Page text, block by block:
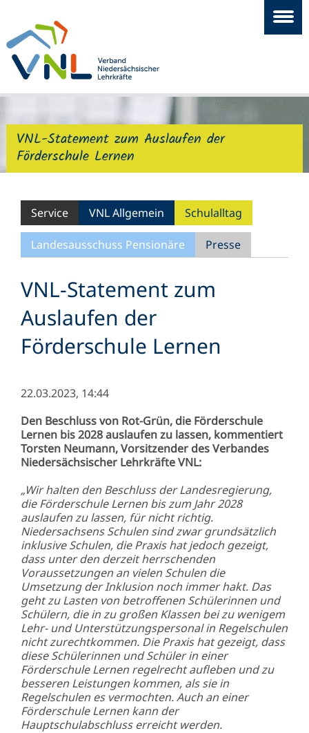
VNL-Statement zum Auslaufen der
Förderschule Lernen
Service VNL Allgemein Schulalltag
Landesausschuss Pensionäre Presse
VNL-Statement zum
Auslaufen der
Förderschule Lernen
22.03.2023, 14:44
Den Beschluss von Rot-Grün, die Förderschule
Lernen bis 2028 auslaufen zu lassen, kommentiert
Torsten Neumann, Vorsitzender des Verbandes
Niedersächsischer Lehrkräfte VNL:
„Wir halten den Beschluss der Landesregierung,
die Förderschule Lernen bis zum Jahr 2028
auslaufen zu lassen, für nicht richtig.
Niedersachsens Schulen sind zwar grundsätzlich
inklusive Schulen, die Praxis hat jedoch gezeigt,
dass unter den derzeit herrschenden
Voraussetzungen an vielen Schulen die
Umsetzung der Inklusion noch immer hakt. Das
geht zu Lasten von betroffenen Schülerinnen und
Schülern, die in zu großen Klassen bei zu wenigem
Lehr- und Unterstützungspersonal in Regelschulen
nicht zurechtkommen. Die Praxis hat gezeigt, dass
diese Schülerinnen und Schüler in einer
Förderschule Lernen regelrecht aufleben und zu
besseren Leistungen kommen, als sie in
Regelschulen es vermochten. Auch an einer
Förderschule Lernen kann der
Hauptschulabschluss erreicht werden.